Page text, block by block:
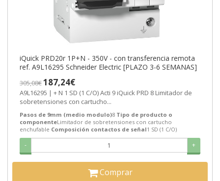
iQuick PRD20r 1P+N - 350V - con transferencia remota
ref. A9L16295 Schneider Electric [PLAZO 3-6 SEMANAS]
305,08€187,24€
A9L16295 | + N 1 SD (1 C/O) Acti 9 iQuick PRD 8 Limitador de
sobretensiones con cartucho...
Pasos de 9mm (medio modulo)8 Tipo de producto o
componenteLimitador de sobretensiones con cartucho
enchufable Composición contactos de señal1 SD (1 C/O)
- +
Comprar